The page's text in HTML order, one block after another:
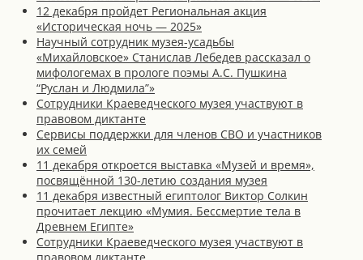
12 декабря пройдет Региональная акция
«Историческая ночь — 2025»
Научный сотрудник музея-усадьбы
«Михайловское» Станислав Лебедев рассказал о
мифологемах в прологе поэмы А.С. Пушкина
“Руслан и Людмила”»
Сотрудники Краеведческого музея участвуют в
правовом диктанте
Сервисы поддержки для членов СВО и участников
их семей
11 декабря откроется выставка «Музей и время»,
посвящённой 130-летию создания музея
11 декабря известный египтолог Виктор Солкин
прочитает лекцию «Мумия. Бессмертие тела в
Древнем Египте»
Сотрудники Краеведческого музея участвуют в